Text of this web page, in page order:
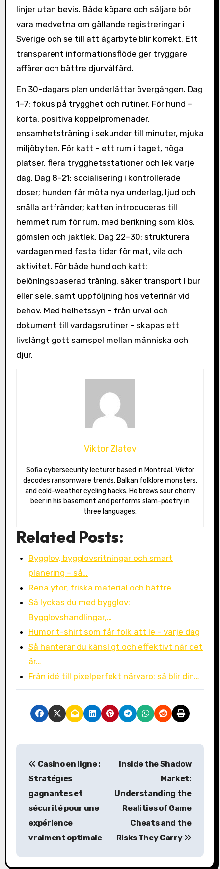
linjer utan bevis. Både köpare och säljare bör
vara medvetna om gällande registreringar i
Sverige och se till att ägarbyte blir korrekt. Ett
transparent informationsflöde ger tryggare
affärer och bättre djurvälfärd.
En 30-dagars plan underlättar övergången. Dag
1–7: fokus på trygghet och rutiner. För hund –
korta, positiva koppelpromenader,
ensamhetsträning i sekunder till minuter, mjuka
miljöbyten. För katt – ett rum i taget, höga
platser, flera trygghetsstationer och lek varje
dag. Dag 8–21: socialisering i kontrollerade
doser; hunden får möta nya underlag, ljud och
snälla artfränder; katten introduceras till
hemmet rum för rum, med berikning som klös,
gömslen och jaktlek. Dag 22–30: strukturera
vardagen med fasta tider för mat, vila och
aktivitet. För både hund och katt:
belöningsbaserad träning, säker transport i bur
eller sele, samt uppföljning hos veterinär vid
behov. Med helhetssyn – från urval och
dokument till vardagsrutiner – skapas ett
livslångt gott samspel mellan människa och
djur.
Viktor Zlatev
Sofia cybersecurity lecturer based in Montréal. Viktor
decodes ransomware trends, Balkan folklore monsters,
and cold-weather cycling hacks. He brews sour cherry
beer in his basement and performs slam-poetry in
three languages.
Related Posts:
Bygglov, bygglovsritningar och smart
planering – så…
Rena ytor, friska material och bättre…
Så lyckas du med bygglov:
Bygglovshandlingar,…
Humor t-shirt som får folk att le – varje dag
Så hanterar du känsligt och effektivt när det
är…
Från idé till pixelperfekt närvaro: så blir din…
P
a
Casino en ligne :
Stratégies
gagnantes et
sécurité pour une
expérience
vraiment optimale
Inside the Shadow
Market:
Understanding the
Realities of Game
Cheats and the
Risks They Carry